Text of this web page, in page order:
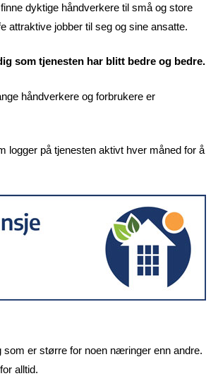
dyktige håndverkere til små og store
attraktive jobber til seg og sine ansatte.
som tjenesten har blitt bedre og bedre.
håndverkere og forbrukere er
logger på tjenesten aktivt hver måned for å
som er større for noen næringer enn andre.
alltid.